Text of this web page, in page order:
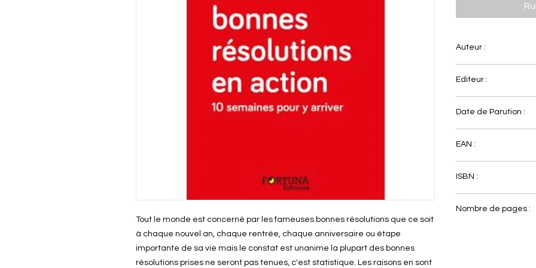
Tout le monde est concerné par les fameuses bonnes résolutions que ce soit
à chaque nouvel an, chaque rentrée, chaque anniversaire ou étape
importante de sa vie mais le constat est unanime la plupart des bonnes
résolutions prises ne seront pas tenues, c'est statistique. Les raisons en sont
Auteur :
Michelle Jean-
Editeur :
Fortuna
Date de Parution :
02/11/2015
EAN :
9782875910868
ISBN :
Nombre de pages :